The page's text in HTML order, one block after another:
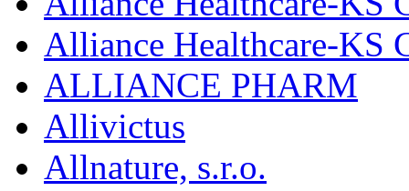
Alliance Healthcare-KS
ALLIANCE PHARM
Allivictus
Allnature, s.r.o.